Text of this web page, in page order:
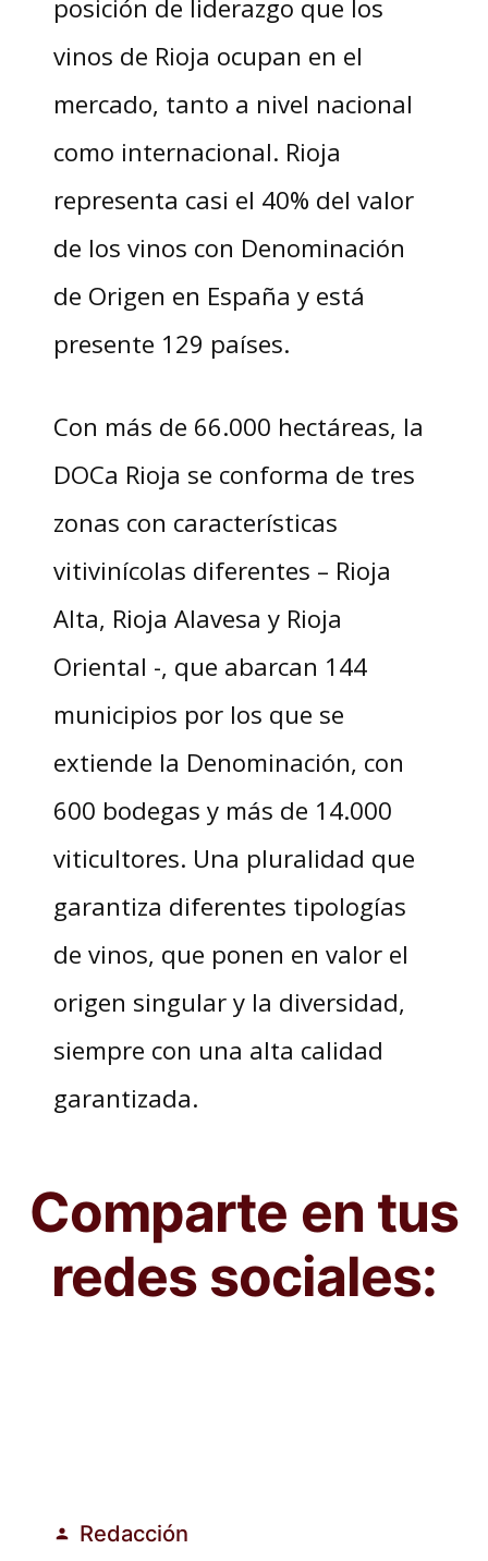
posición de liderazgo que los
vinos de Rioja ocupan en el
mercado, tanto a nivel nacional
como internacional. Rioja
representa casi el 40% del valor
de los vinos con Denominación
de Origen en España y está
presente 129 países.
Con más de 66.000 hectáreas, la
DOCa Rioja se conforma de tres
zonas con características
vitivinícolas diferentes – Rioja
Alta, Rioja Alavesa y Rioja
Oriental -, que abarcan 144
municipios por los que se
extiende la Denominación, con
600 bodegas y más de 14.000
viticultores. Una pluralidad que
garantiza diferentes tipologías
de vinos, que ponen en valor el
origen singular y la diversidad,
siempre con una alta calidad
garantizada.
Comparte en tus
redes sociales:
Publicado
Redacción